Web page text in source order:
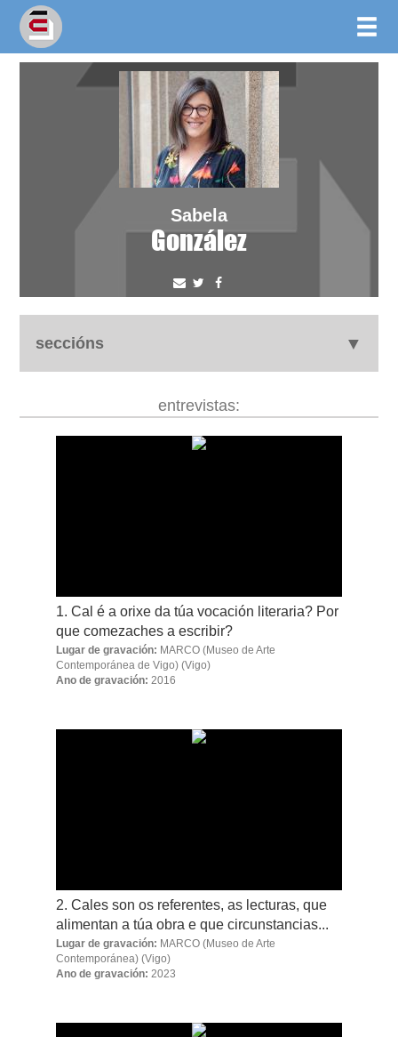
Sabela
González
seccións
obra
entrevistas:
1. Cal é a orixe da túa vocación literaria? Por
que comezaches a escribir?
Lugar de gravación: MARCO (Museo de Arte
Contemporánea de Vigo)(Vigo)
Ano de gravación: 2016
2. Cales son os referentes, as lecturas, que
alimentan a túa obra e que circunstancias...
Lugar de gravación: MARCO (Museo de Arte
Contemporánea)(Vigo)
Ano de gravación: 2023